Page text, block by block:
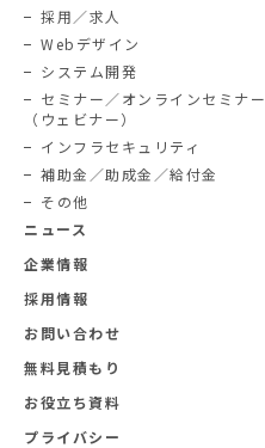
採用／求人
Webデザイン
システム開発
セミナー／オンラインセミナー
（ウェビナー）
インフラセキュリティ
補助金／助成金／給付金
その他
ニュース
企業情報
採用情報
お問い合わせ
無料見積もり
お役立ち資料
プライバシー